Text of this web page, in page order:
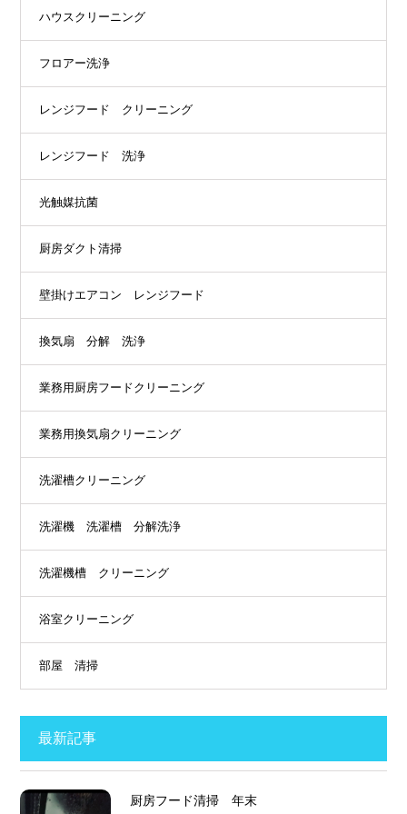
ハウスクリーニング
フロアー洗浄
レンジフード クリーニング
レンジフード 洗浄
光触媒抗菌
厨房ダクト清掃
壁掛けエアコン レンジフード
換気扇 分解 洗浄
業務用厨房フードクリーニング
業務用換気扇クリーニング
洗濯槽クリーニング
洗濯機 洗濯槽 分解洗浄
洗濯機槽 クリーニング
浴室クリーニング
部屋 清掃
最新記事
厨房フード清掃 年末